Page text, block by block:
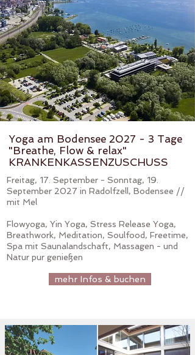
Yoga am Bodensee 2027 - 3 Tage
"Breathe, Flow & relax"
KRANKENKASSENZUSCHUSS
Freitag, 17. September - Sonntag, 19.
September 2027 in Radolfzell, Bodensee //
mit Mel
Flowyoga, Yin Yoga, Stress Release Yoga,
Breathwork, Meditation, Soulfood, Freetime,
Spa mit Saunalandschaft, Massagen - und
Natur pur genießen
mehr Infos & buchen